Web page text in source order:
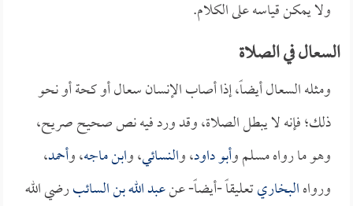
ولا يمكن قياسه على الكلام.
السعال في الصلاة
ومثله السعال أيضاً، إذا أصاب الإنسان سعال أو كحة أو نحو
ذلك؛ فإنه لا يبطل الصلاة، وقد ورد فيه نص صحيح صريح،
وهو ما رواه مسلم وأبو داود، والنسائي، وابن ماجه، وأحمد،
ورواهالبخاريتعليقاً -أيضاً- عنعبد الله بن السائبرضي الله